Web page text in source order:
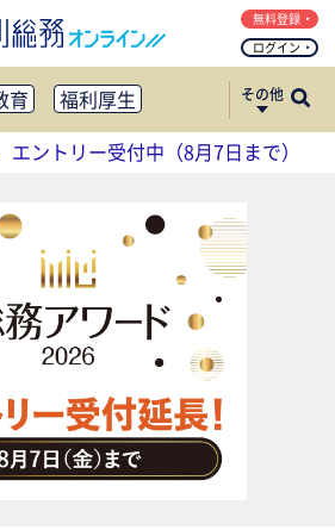
ログイン
無料登録
育
福利厚生
革
ス
BCP
ーション活性化
CSR・SDGs
ト削減
調査・レポート
その他
ントリー受付中（8月7日まで）